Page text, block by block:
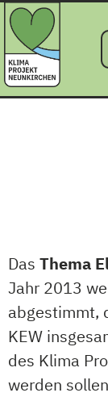
Das Thema
Jahr 2013
abgestimmt,
KEW
des Klima
werden